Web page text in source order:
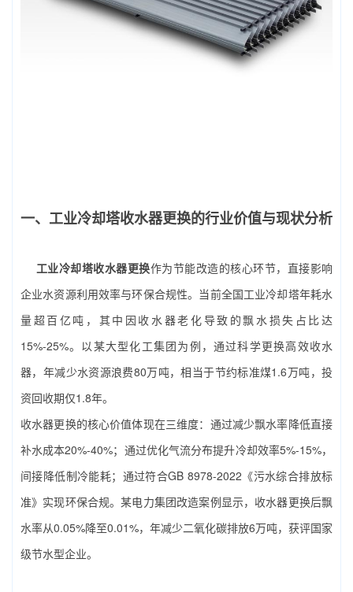
一、工业冷却塔收水器更换的行业价值与现状分析
工业冷却塔收水器更换作为节能改造的核心环节，直接影响
企业水资源利用效率与环保合规性。当前全国工业冷却塔年耗水
量超百亿吨，其中因收水器老化导致的飘水损失占比达
15%-25%。以某大型化工集团为例，通过科学更换高效收水
器，年减少水资源浪费80万吨，相当于节约标准煤1.6万吨，投
资回收期仅1.8年。
收水器更换的核心价值体现在三维度：通过减少飘水率降低直接
补水成本20%-40%；通过优化气流分布提升冷却效率5%-15%，
间接降低制冷能耗；通过符合GB 8978-2022《污水综合排放标
准》实现环保合规。某电力集团改造案例显示，收水器更换后飘
水率从0.05%降至0.01%，年减少二氧化碳排放6万吨，获评国家
级节水型企业。